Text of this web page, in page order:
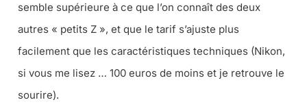
semble supérieure à ce que l’on connaît des deux
autres « petits Z », et que le tarif s’ajuste plus
facilement que les caractéristiques techniques (Nikon,
si vous me lisez … 100 euros de moins et je retrouve le
sourire).